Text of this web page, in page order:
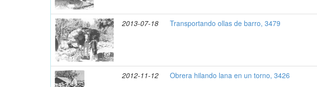
2013-07-18 Transportando ollas de barro, 3479
2012-11-12 Obrera hilando lana en un torno, 3426